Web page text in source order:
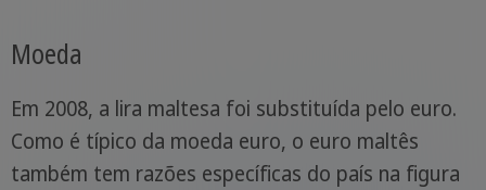
Moeda
Em 2008, a lira maltesa foi substituída pelo euro.
Como é típico da moeda euro, o euro maltês
também tem razões específicas do país na figura